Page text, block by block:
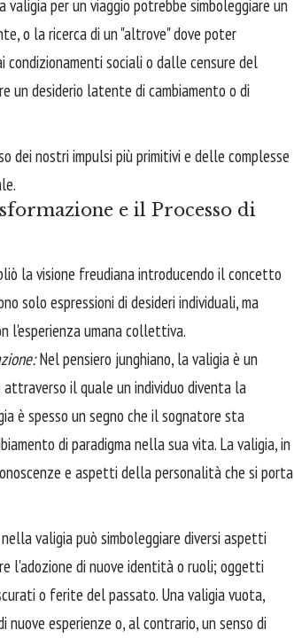
valigia per un viaggio potrebbe simboleggiare un
o la ricerca di un "altrove" dove poter
condizionamenti sociali o dalle censure del
un desiderio latente di cambiamento o di
dei nostri impulsi più primitivi e delle complesse
e il Processo di
la visione freudiana introducendo il concetto
solo espressioni di desideri individuali, ma
l'esperienza umana collettiva.
Nel pensiero junghiano, la valigia è un
attraverso il quale un individuo diventa la
è spesso un segno che il sognatore sta
di paradigma nella sua vita. La valigia, in
e aspetti della personalità che si porta
valigia può simboleggiare diversi aspetti
l'adozione di nuove identità o ruoli; oggetti
o ferite del passato. Una valigia vuota,
esperienze o, al contrario, un senso di